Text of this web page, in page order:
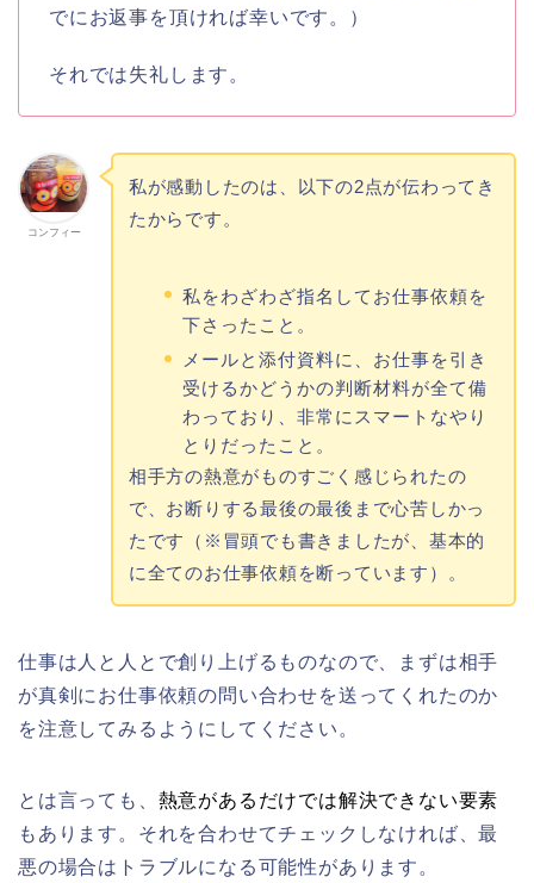
でにお返事を頂ければ幸いです。）
それでは失礼します。
コンフィー
私が感動したのは、以下の2点が伝わってき
たからです。
私をわざわざ指名してお仕事依頼を
下さったこと。
メールと添付資料に、お仕事を引き
受けるかどうかの判断材料が全て備
わっており、非常にスマートなやり
とりだったこと。
相手方の熱意がものすごく感じられたの
で、お断りする最後の最後まで心苦しかっ
たです（※冒頭でも書きましたが、基本的
に全てのお仕事依頼を断っています）。
仕事は人と人とで創り上げるものなので、まずは相手
が真剣にお仕事依頼の問い合わせを送ってくれたのか
を注意してみるようにしてください。
とは言っても、 熱意があるだけでは解決できない要素
もあります。それを合わせてチェックしなければ、最
悪の場合はトラブルになる可能性があります。